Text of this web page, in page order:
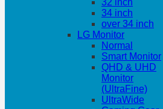
32 inch
34 inch
over 34 inch
LG Monitor
Normal
Smart Monitor
QHD & UHD
Monitor
(UltraFine)
UltraWide